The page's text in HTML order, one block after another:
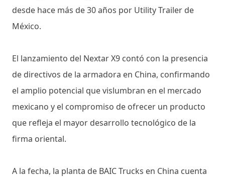
desde hace más de 30 años por Utility Trailer de
México.
El lanzamiento del Nextar X9 contó con la presencia
de directivos de la armadora en China, confirmando
el amplio potencial que vislumbran en el mercado
mexicano y el compromiso de ofrecer un producto
que refleja el mayor desarrollo tecnológico de la
firma oriental.
A la fecha, la planta de BAIC Trucks en China cuenta